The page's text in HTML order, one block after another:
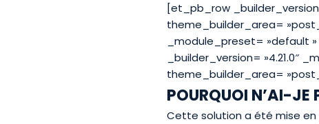
[et_pb_row
theme_builder_area=
_module_preset=
_builder_version= »4.21.0″
theme_builder_area=
POURQUOI N’AI-JE
Cette solution a été mise